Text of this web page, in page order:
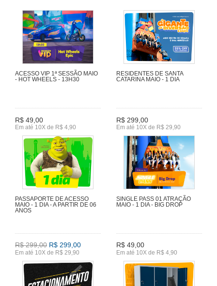
ACESSO VIP 1ª SESSÃO MAIO
- HOT WHEELS - 13H30
R$ 49,00
Em até 10X de R$ 4,90
RESIDENTES DE SANTA
CATARINA MAIO - 1 DIA
R$ 299,00
Em até 10X de R$ 29,90
PASSAPORTE DE ACESSO
MAIO - 1 DIA - A PARTIR DE 06
ANOS
R$ 299,00 R$ 299,00
Em até 10X de R$ 29,90
SINGLE PASS 01 ATRAÇÃO
MAIO - 1 DIA - BIG DROP
R$ 49,00
Em até 10X de R$ 4,90